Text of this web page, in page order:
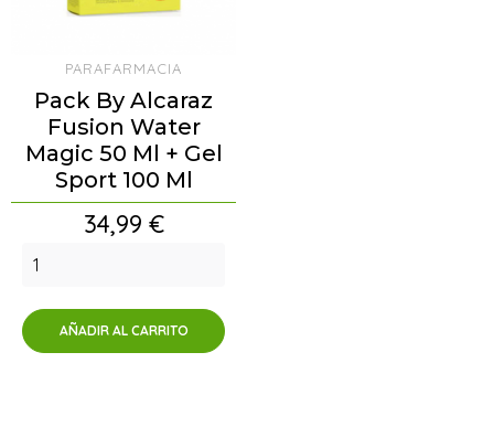
PARAFARMACIA
Pack By Alcaraz
Fusion Water
Magic 50 Ml + Gel
Sport 100 Ml
Precio
34,99 €
AÑADIR AL CARRITO